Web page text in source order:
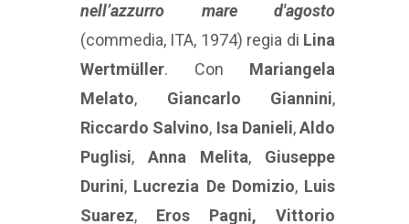
nell’azzurro mare d'agosto
(commedia, ITA, 1974) regia di Lina
Wertmüller. Con Mariangela
Melato, Giancarlo Giannini,
Riccardo Salvino, Isa Danieli,Aldo
Puglisi, Anna Melita, Giuseppe
Durini, Lucrezia De Domizio, Luis
Suarez, Eros Pagni, Vittorio